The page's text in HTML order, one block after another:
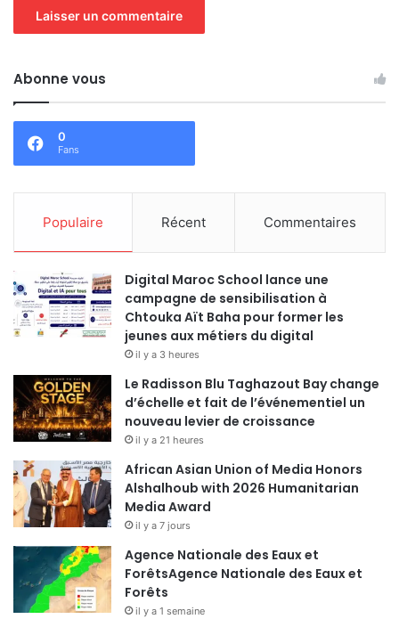
Abonne vous
0
Fans
Populaire Récent Commentaires
Digital Maroc School lance une
campagne de sensibilisation à
Chtouka Aït Baha pour former les
jeunes aux métiers du digital
il y a 3 heures
Le Radisson Blu Taghazout Bay change
d’échelle et fait de l’événementiel un
nouveau levier de croissance
il y a 21 heures
African Asian Union of Media Honors
Alshalhoub with 2026 Humanitarian
Media Award
il y a 7 jours
Agence Nationale des Eaux et
ForêtsAgence Nationale des Eaux et
Forêts
il y a 1 semaine